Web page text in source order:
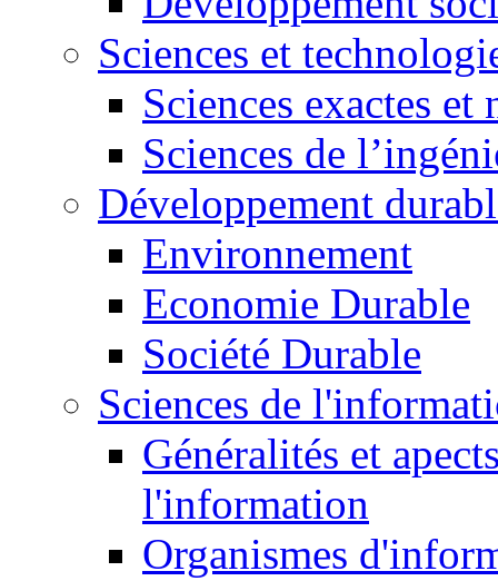
Sciences et
Sciences exactes et
Sciences de
Développement
Environnement
Economie Durable
Société Durable
Sciences de
Généralités et
l'information
Organismes